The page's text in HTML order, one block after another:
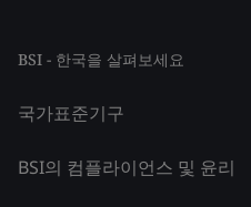
BSI - 한국을 살펴보세요
국가표준기구
BSI의 컴플라이언스 및 윤리